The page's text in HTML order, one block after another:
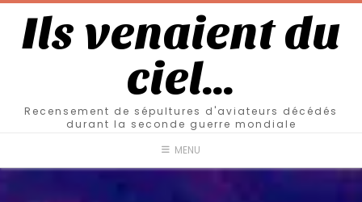
Ils venaient du
ciel…
Recensement de sépultures d'aviateurs décédés
durant la seconde guerre mondiale
MENU